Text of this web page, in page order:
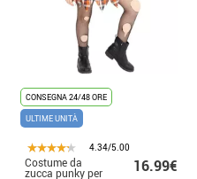
CONSEGNA 24/48 ORE
ULTIME UNITÀ
4.34/5.00
Costume da
zucca punky per 16.99€